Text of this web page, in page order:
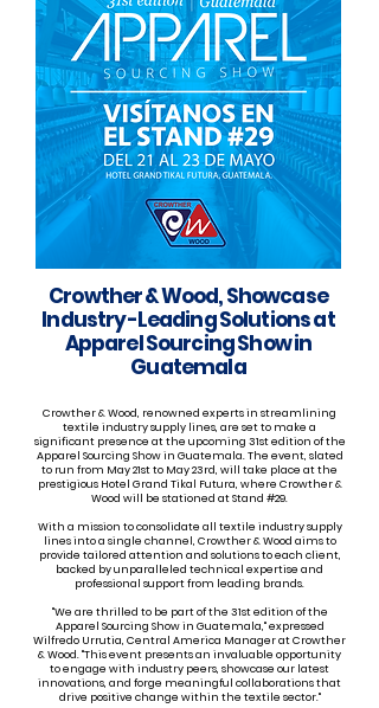
Crowther & Wood, Showcase
Industry-Leading Solutions at
Apparel Sourcing Show in
Guatemala
Crowther & Wood, renowned experts in streamlining
textile industry supply lines, are set to make a
significant presence at the upcoming 31st edition of the
Apparel Sourcing Show in Guatemala. The event, slated
to run from May 21st to May 23rd, will take place at the
prestigious Hotel Grand Tikal Futura, where Crowther &
Wood will be stationed at Stand #29.
With a mission to consolidate all textile industry supply
lines into a single channel, Crowther & Wood aims to
provide tailored attention and solutions to each client,
backed by unparalleled technical expertise and
professional support from leading brands.
"We are thrilled to be part of the 31st edition of the
Apparel Sourcing Show in Guatemala," expressed
Wilfredo Urrutia, Central America Manager at Crowther
& Wood. "This event presents an invaluable opportunity
to engage with industry peers, showcase our latest
innovations, and forge meaningful collaborations that
drive positive change within the textile sector."